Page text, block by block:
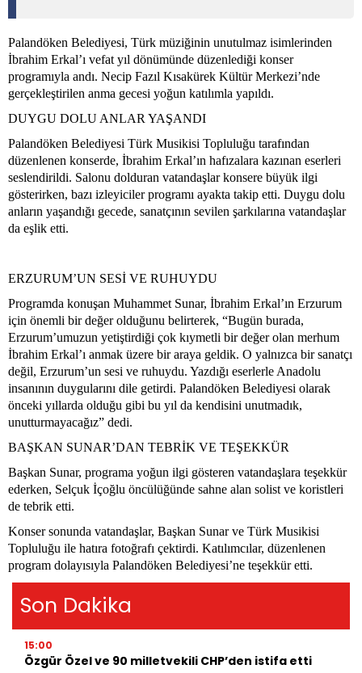
Palandöken Belediyesi, Türk müziğinin unutulmaz isimlerinden
İbrahim Erkal’ı vefat yıl dönümünde düzenlediği konser
programıyla andı. Necip Fazıl Kısakürek Kültür Merkezi’nde
gerçekleştirilen anma gecesi yoğun katılımla yapıldı.
DUYGU DOLU ANLAR YAŞANDI
Palandöken Belediyesi Türk Musikisi Topluluğu tarafından
düzenlenen konserde, İbrahim Erkal’ın hafızalara kazınan eserleri
seslendirildi. Salonu dolduran vatandaşlar konsere büyük ilgi
gösterirken, bazı izleyiciler programı ayakta takip etti. Duygu dolu
anların yaşandığı gecede, sanatçının sevilen şarkılarına vatandaşlar
da eşlik etti.
ERZURUM’UN SESİ VE RUHUYDU
Programda konuşan Muhammet Sunar, İbrahim Erkal’ın Erzurum
için önemli bir değer olduğunu belirterek, “Bugün burada,
Erzurum’umuzun yetiştirdiği çok kıymetli bir değer olan merhum
İbrahim Erkal’ı anmak üzere bir araya geldik. O yalnızca bir sanatçı
değil, Erzurum’un sesi ve ruhuydu. Yazdığı eserlerle Anadolu
insanının duygularını dile getirdi. Palandöken Belediyesi olarak
önceki yıllarda olduğu gibi bu yıl da kendisini unutmadık,
unutturmayacağız” dedi.
BAŞKAN SUNAR’DAN TEBRİK VE TEŞEKKÜR
Başkan Sunar, programa yoğun ilgi gösteren vatandaşlara teşekkür
ederken, Selçuk İçoğlu öncülüğünde sahne alan solist ve koristleri
de tebrik etti.
Konser sonunda vatandaşlar, Başkan Sunar ve Türk Musikisi
Topluluğu ile hatıra fotoğrafı çektirdi. Katılımcılar, düzenlenen
program dolayısıyla Palandöken Belediyesi’ne teşekkür etti.
Son Dakika
15:00
Özgür Özel ve 90 milletvekili CHP’den istifa etti